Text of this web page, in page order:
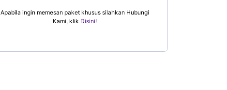
Apabila ingin memesan paket khusus silahkan Hubungi
Kami, klik Disini!